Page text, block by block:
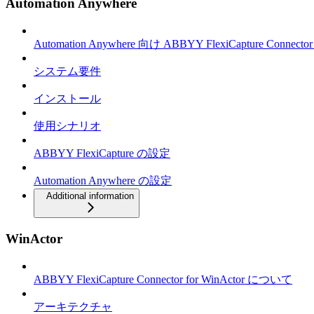
Automation Anywhere
Automation Anywhere 向け ABBYY FlexiCapture
システム要件
インストール
使用シナリオ
ABBYY FlexiCapture の設定
Automation Anywhere の設定
Additional information
WinActor
ABBYY FlexiCapture Connector for WinActor について
アーキテクチャ